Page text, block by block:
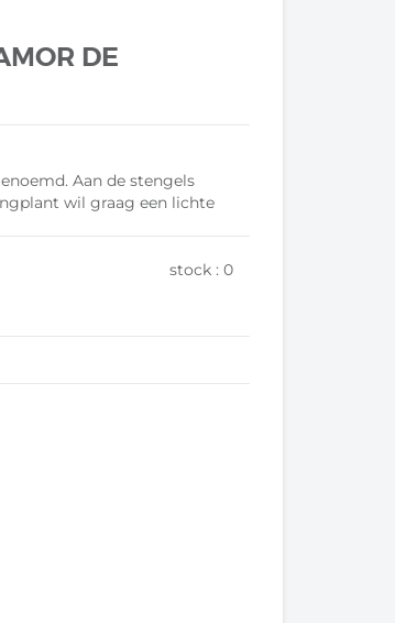
DE
Aan de stengels
wil graag een lichte
stock : 0